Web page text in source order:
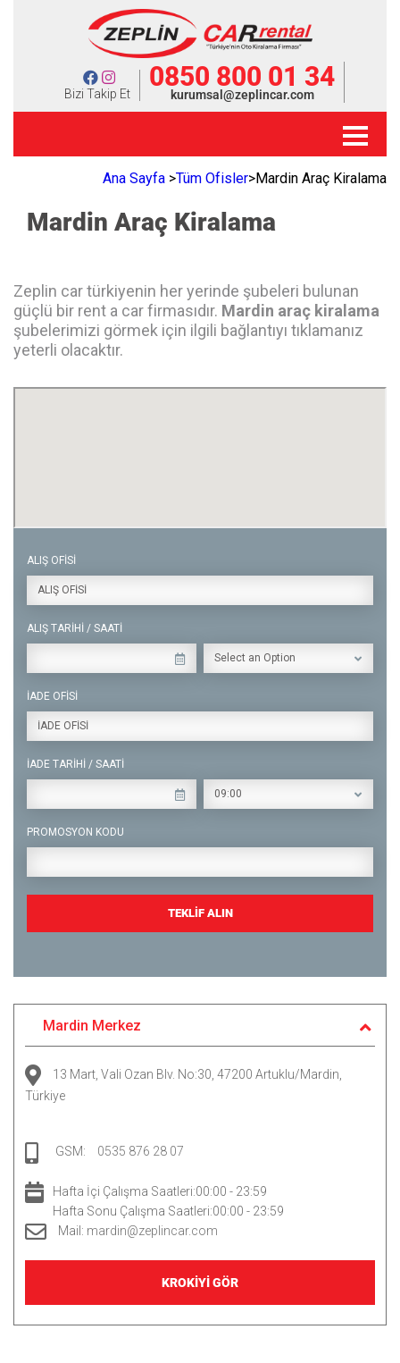
Bizi Takip Et
0850 800 01 34
kurumsal@zeplincar.com
Ana Sayfa >Tüm Ofisler>Mardin Araç Kiralama
Mardin Araç Kiralama
Zeplin car türkiyenin her yerinde şubeleri bulunan
güçlü bir rent a car firmasıdır. Mardin araç kiralama
şubelerimizi görmek için ilgili bağlantıyı tıklamanız
yeterli olacaktır.
ALIŞ OFİSİ
ALIŞ OFİSİ
ALIŞ TARİHİ / SAATİ
Select an Option
İADE OFİSİ
İADE OFİSİ
İADE TARİHİ / SAATİ
09:00
PROMOSYON KODU
TEKLİF ALIN
Mardin Merkez
13 Mart, Vali Ozan Blv. No:30, 47200 Artuklu/Mardin,
Türkiye
GSM: 0535 876 28 07
Hafta İçi Çalışma Saatleri:00:00 - 23:59
Hafta Sonu Çalışma Saatleri:00:00 - 23:59
Mail: mardin@zeplincar.com
KROKİYİ GÖR